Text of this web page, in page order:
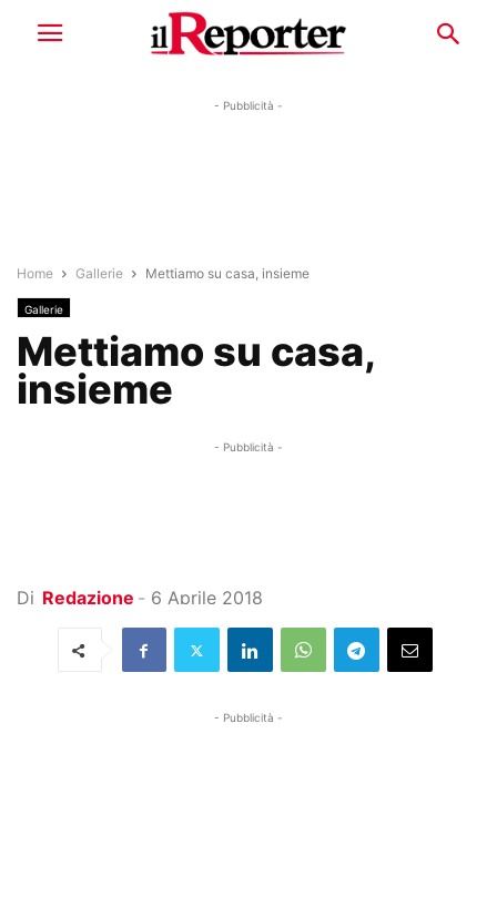
- Pubblicità -
Home Gallerie Mettiamo su casa, insieme
Gallerie
Mettiamo su casa,
insieme
- Pubblicità -
Di Redazione - 6 Aprile 2018
- Pubblicità -